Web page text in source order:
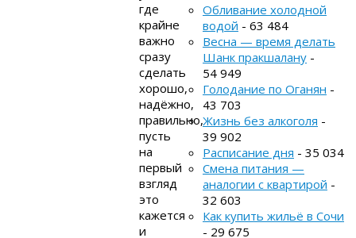
где
крайне
важно
сразу
сделать
хорошо,
надёжно,
правильно,
пусть
на
первый
взгляд
это
кажется
и
Обливание холодной
водой - 63 484
Весна — время делать
Шанк пракшалану -
54 949
Голодание по Оганян -
43 703
Жизнь без алкоголя -
39 902
Расписание дня - 35 034
Смена питания —
аналогии с квартирой -
32 603
Как купить жильё в Сочи
- 29 675